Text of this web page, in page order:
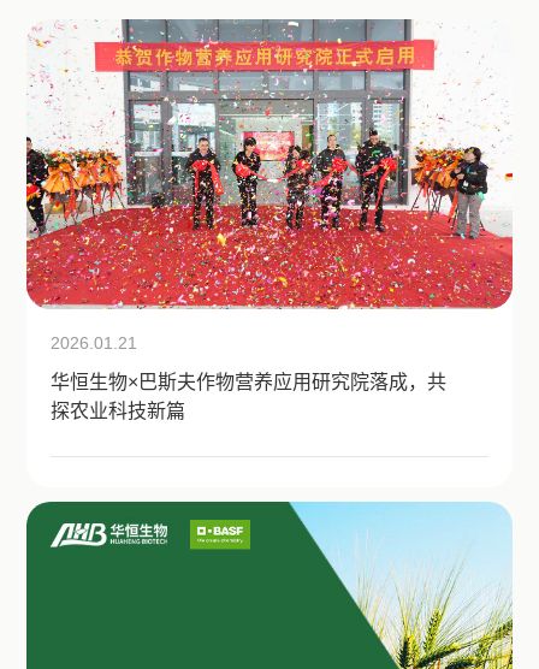
2026.01.21
华恒生物×巴斯夫作物营养应用研究院落成，共
探农业科技新篇